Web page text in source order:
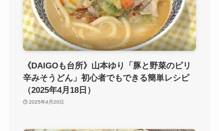
《DAIGOも台所》山本ゆり「豚と野菜のピリ
辛みそうどん」初心者でもできる簡単レシピ
（2025年4月18日）
2025年4月20日